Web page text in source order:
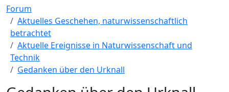
Forum
Aktuelles Geschehen, naturwissenschaftlich
betrachtet
Aktuelle Ereignisse in Naturwissenschaft und
Technik
Gedanken über den Urknall